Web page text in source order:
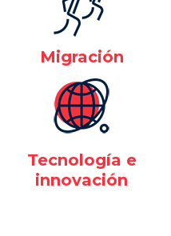
Migración
Tecnología e
innovación